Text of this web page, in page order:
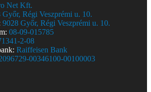
Net Kft.
Győr, Régi Veszprémi u. 10.
9028 Győr, Régi Veszprémi u. 10.
08-09-015785
2-08
Raiffeisen Bank
00346100-00100003